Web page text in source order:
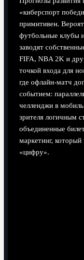
«киберспорт
примитивен.
футбольные клубы
заводят
FIFA, NBA 2K и
точкой входа для
где офлайн‑матч
событием:
челленджи в
зрителя логичным
объединенные
маркетинг,
«цифру».